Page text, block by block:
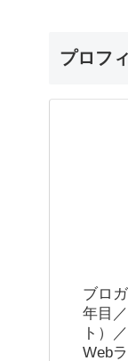
プロフ
ブロ
年目
ト）
Web